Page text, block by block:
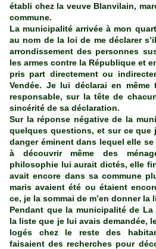
établi chez la veuve Blanvilain,
commune.
La municipalité arrivée à mon
au nom de la loi de me déclarer
arrondissement des personnes
les armes contre la République et
pris part directement ou
Vendée. Je lui déclarai en
responsable, sur la tête de
sincérité de sa déclaration.
Sur la réponse négative de la
quelques questions, et sur ce que
danger éminent dans lequel elle
à découvrir même des
philosophie lui aurait dictés, elle
avait encore dans sa commune
maris avaient été ou étaient
ce, je la sommai de m’en donner la
Pendant que la municipalité de La
la liste que je lui avais demandée,
logés chez le reste des
faisaient des recherches pour